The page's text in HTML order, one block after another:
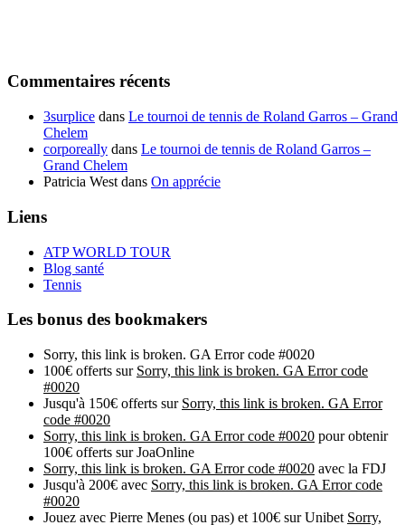
Commentaires récents
3surplice dans Le tournoi de tennis de Roland Garros – Grand
Chelem
corporeally dans Le tournoi de tennis de Roland Garros –
Grand Chelem
Patricia West dans On apprécie
Liens
ATP WORLD TOUR
Blog santé
Tennis
Les bonus des bookmakers
Sorry, this link is broken. GA Error code #0020
100€ offerts sur Sorry, this link is broken. GA Error code
#0020
Jusqu'à 150€ offerts sur Sorry, this link is broken. GA Error
code #0020
Sorry, this link is broken. GA Error code #0020 pour obtenir
100€ offerts sur JoaOnline
Sorry, this link is broken. GA Error code #0020 avec la FDJ
Jusqu'à 200€ avec Sorry, this link is broken. GA Error code
#0020
Jouez avec Pierre Menes (ou pas) et 100€ sur Unibet Sorry,